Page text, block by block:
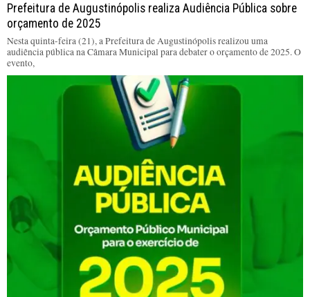
Prefeitura de Augustinópolis realiza Audiência Pública sobre
orçamento de 2025
Nesta quinta-feira (21), a Prefeitura de Augustinópolis realizou uma
audiência pública na Câmara Municipal para debater o orçamento de 2025. O
evento,